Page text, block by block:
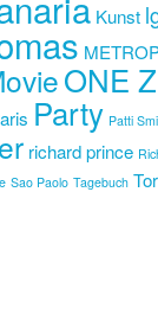
Kunst
ONE
Party Patti
richard prince
Sao Paolo Tagebuch